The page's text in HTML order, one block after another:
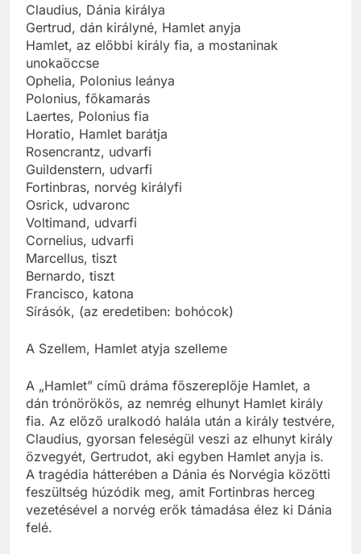
Claudius, Dánia királya
Gertrud, dán királyné, Hamlet anyja
Hamlet, az előbbi király fia, a mostaninak
unokaöccse
Ophelia, Polonius leánya
Polonius, főkamarás
Laertes, Polonius fia
Horatio, Hamlet barátja
Rosencrantz, udvarfi
Guildenstern, udvarfi
Fortinbras, norvég királyfi
Osrick, udvaronc
Voltimand, udvarfi
Cornelius, udvarfi
Marcellus, tiszt
Bernardo, tiszt
Francisco, katona
Sírásók, (az eredetiben: bohócok)
A Szellem, Hamlet atyja szelleme
A „Hamlet” című dráma főszereplője Hamlet, a
dán trónörökös, az nemrég elhunyt Hamlet király
fia. Az előző uralkodó halála után a király testvére,
Claudius, gyorsan feleségül veszi az elhunyt király
özvegyét, Gertrudot, aki egyben Hamlet anyja is.
A tragédia hátterében a Dánia és Norvégia közötti
feszültség húzódik meg, amit Fortinbras herceg
vezetésével a norvég erők támadása élez ki Dánia
felé.